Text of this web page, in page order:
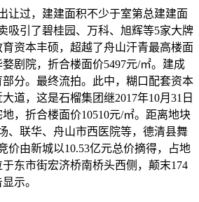
过，建建面积不少于室第总建建面
吸引了碧桂园、万科、旭辉等5家大牌
资本丰硕，超越了舟山汗青最高楼面
剧院，折合楼面价5497元/㎡。建成
分。最终流拍。此中，糊口配套资本
道，这是石榴集团继2017年10月31日
，折合楼面价10510元/㎡。距离地块
、联华、舟山市西医院等，德清县舞
价由新城以10.53亿元总价摘得，占地
东市街宏济桥南桥头西侧，颠末174
示。